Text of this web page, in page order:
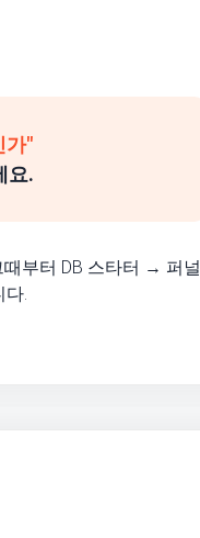
가"
요.
때부터 DB 스타터 → 퍼널
다.